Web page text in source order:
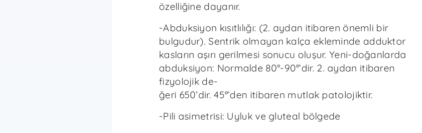
özelliğine dayanır.
-Abduksiyon kısıtlılığı: (2. aydan itibaren önemli bir
bulgudur). Sentrik olmayan kalça ekleminde adduktor
kasların aşırı gerilmesi sonucu oluşur. Yeni-doğanlarda
abduksiyon: Normalde 80°-90°’dir. 2. aydan itibaren
fizyolojik de-
ğeri 650’dir. 45°’den itibaren mutlak patolojiktir.
-Pili asimetrisi: Uyluk ve gluteal bölgede